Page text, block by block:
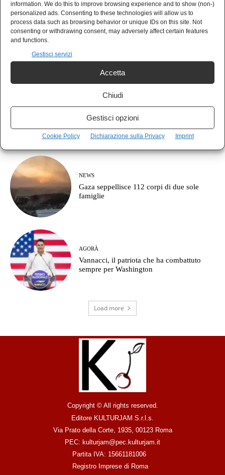
information. We do this to improve browsing experience and to show (non-)
personalized ads. Consenting to these technologies will allow us to
process data such as browsing behavior or unique IDs on this site. Not
consenting or withdrawing consent, may adversely affect certain features
and functions.
Gestisci servizi
Accetta
Chiudi
Gestisci opzioni
Cookie Policy Dichiarazione sulla Privacy Imprint
Il vero fronte non è contro la destra: è
contro il partito della guerra
NEWS
Gaza seppellisce 112 corpi di due sole
famiglie
AGORÀ
Vannacci, il patriota che ha combattuto
sempre per Washington
Load more
Copyright © All rights reserved.
Editore KULTURJAM S.r.l.s.
Via Prato della Corte, 1935, 00123 Roma
PEC: kulturjam@pec.kulturjam.it
Partita IVA: 15661181006
Registro Imprese di Roma